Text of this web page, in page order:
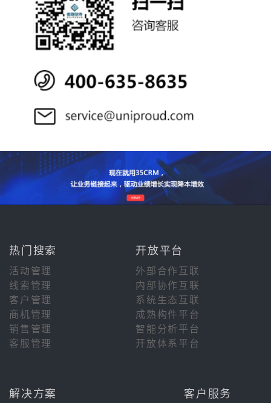
热门搜索 开放平台
活动管理
外部合作互联
线索管理
内部协作互联
客户管理
系统生态互联
商机管理
成熟构件平台
销售管理
智能分析平台
客服管理
开放体系平台
解决方案 客户服务